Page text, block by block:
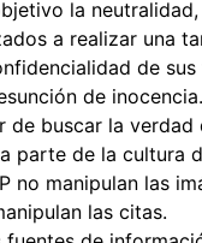
la
a realizar una
de
de inocencia.
de buscar la
parte de la cultura
manipulan las
las citas.